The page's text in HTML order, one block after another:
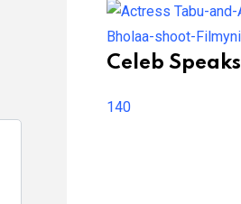
Celeb Speaks
140